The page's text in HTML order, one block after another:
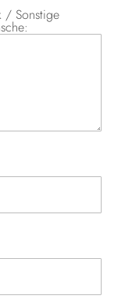
/ Sonstige